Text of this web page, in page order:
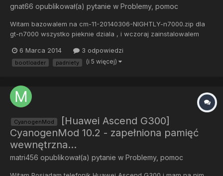
gnat66 opublikował(a) pytanie w Problemy, pomoc
Witam bazowalem na cm-11-20140306-NIGHTLY-n7000.zip dla
gt-n7000 wszystko pieknie dziala , i wczoraj zainstalowalem
zainstalowalem odpalilem , wyrzucilo mnie z telefonu i odkad
wlaczam to wyskakuje tylko logo telefonu no i trojkat ten zolty ,
6 Marca 2014 3 odpowiedzi
bootloader padniety (i 5 więcej)
CyanogenMod
[Huawei Ascend G300]
CyanogenMod 10.2 - zapełniona pamięć
wewnętrzna...
matri456 opublikował(a) pytanie w Problemy, pomoc